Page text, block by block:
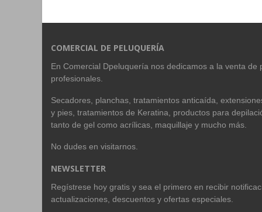
COMERCIAL DE PELUQUERÍA
En Comercial Dpeluquería nos dedicamos a la venta de
profesionales.
Secadores, planchas, tratamientos anticaída,
y pies, tratamientos de Keratina, productos para
tanto de gel como acrílicas, maquillaje y mucho más.
No dudes en visitarnos.
NEWSLETTER
Regístrese hoy gratis y sea el primero en recibir
actualizaciones, descuentos y ofertas especiales.